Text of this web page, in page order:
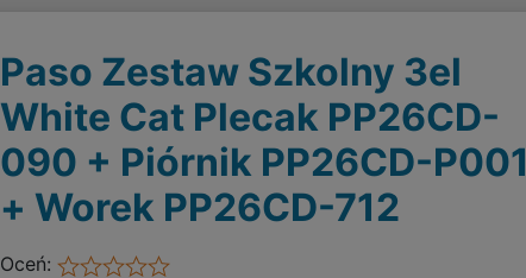
Paso Zestaw Szkolny 3el
White Cat Plecak PP26CD-
090 + Piórnik PP26CD-P001
+ Worek PP26CD-712
Oceń: